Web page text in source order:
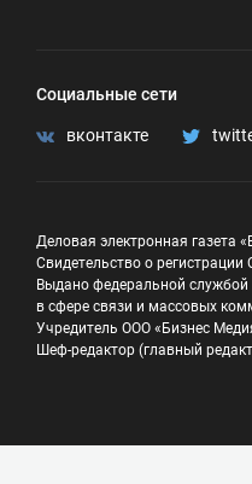
Социальные сети
вконтакте
Деловая электронная газета
Свидетельство о
Выдано федеральной службой
в сфере связи и массовых
Учредитель ООО «Бизнес
Шеф-редактор (главный